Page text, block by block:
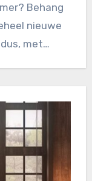
Behang
nieuwe
met…